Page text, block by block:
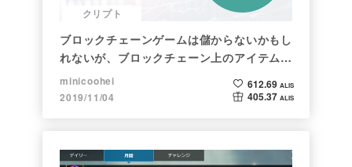
クリプト
ブロックチェーンゲームは儲からないかもし
れないが、ブロックチェーン上のアイテムは
新しい形の投資になる。(読了:５分)
minicoohei
2019/11/04
612.69 ALIS
405.37 ALIS